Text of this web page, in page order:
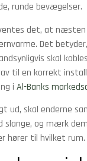
runde bevægelser.
det, at næsten
Det
skal
til en korrekt
i Al-Banks
ud, skal enderne
slange, og mærk
hører til hvilket rum.